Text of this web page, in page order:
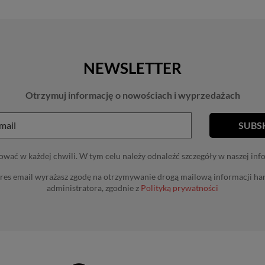
NEWSLETTER
Otrzymuj informację o nowościach i wyprzedażach
w każdej chwili. W tym celu należy odnaleźć szczegóły w naszej
email wyrażasz zgodę na otrzymywanie drogą mailową informacji
administratora, zgodnie z Polityką prywatności